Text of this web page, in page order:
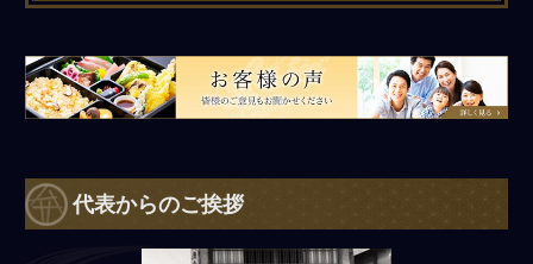
皆様のご意見もお聞かせください。
代表からのご挨拶